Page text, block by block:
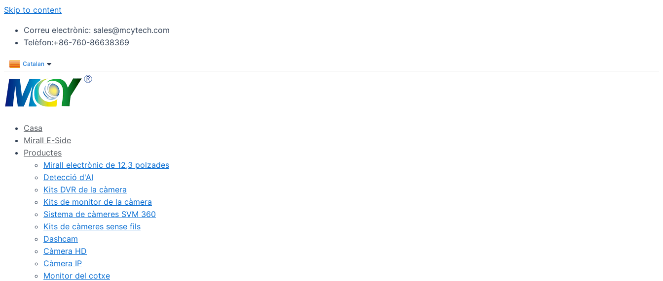
Skip to content
Correu electrònic: sales@mcytech.com
Telèfon:+86-760-86638369
Catalan
Casa
Mirall E-Side
Productes
Mirall electrònic de 12,3 polzades
Detecció d'AI
Kits DVR de la càmera
Kits de monitor de la càmera
Sistema de càmeres SVM 360
Kits de càmeres sense fils
Dashcam
Càmera HD
Càmera IP
Monitor del cotxe